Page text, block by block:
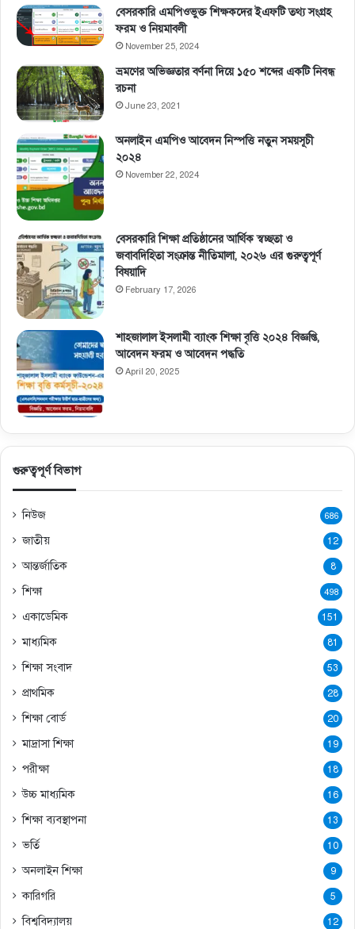
বেসরকারি এমপিওভুক্ত শিক্ষকদের ইএফটি তথ্য সংগ্রহ
ফরম ও নিয়মাবলী
November 25, 2024
ভ্রমণের অভিজ্ঞতার বর্ণনা দিয়ে ১৫০ শব্দের একটি নিবন্ধ
রচনা
June 23, 2021
অনলাইন এমপিও আবেদন নিস্পত্তি নতুন সময়সূচী
২০২৪
November 22, 2024
বেসরকারি শিক্ষা প্রতিষ্ঠানের আর্থিক স্বচ্ছতা ও
জবাবদিহিতা সংক্রান্ত নীতিমালা, ২০২৬ এর গুরুত্বপূর্ণ
বিষয়াদি
February 17, 2026
শাহজালাল ইসলামী ব্যাংক শিক্ষা বৃত্তি ২০২৪ বিজ্ঞপ্তি,
আবেদন ফরম ও আবেদন পদ্ধতি
April 20, 2025
গুরুত্বপূর্ণ বিভাগ
নিউজ 686
জাতীয় 12
আন্তর্জাতিক 8
শিক্ষা 498
একাডেমিক 151
মাধ্যমিক 81
শিক্ষা সংবাদ 53
প্রাথমিক 28
শিক্ষা বোর্ড 20
মাদ্রাসা শিক্ষা 19
পরীক্ষা 18
উচ্চ মাধ্যমিক 16
শিক্ষা ব্যবস্থাপনা 13
ভর্তি 10
অনলাইন শিক্ষা 9
কারিগরি 5
বিশ্ববিদ্যালয় 12